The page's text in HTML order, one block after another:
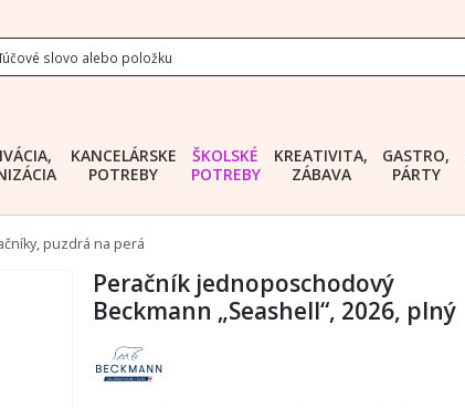
KANCELÁRSKE
POTREBY
ŠKOLSKÉ
POTREBY
KREATIVITA,
ZÁBAVA
GASTRO,
PÁRTY
puzdrá na perá
Peračník jednoposchodový
Beckmann „Seashell“, 2026, plný